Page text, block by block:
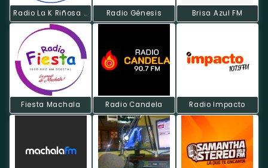
Radio La K Riñosa Online Radio Génesis Brisa Azul FM
Fiesta Machala Radio Candela Radio Impacto